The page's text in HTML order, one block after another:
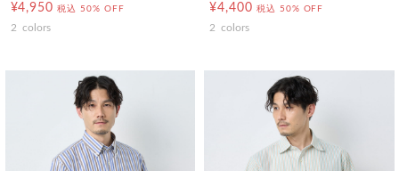
¥4,950 税込 50% OFF
2 colors
¥4,400 税込 50% OFF
2 colors